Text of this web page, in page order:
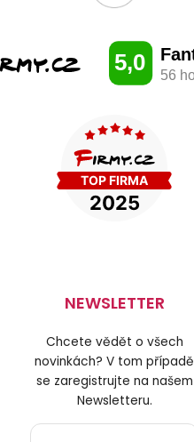
NEWSLETTER
Chcete vědět o všech
novinkách? V tom případě
se zaregistrujte na našem
Newsletteru.